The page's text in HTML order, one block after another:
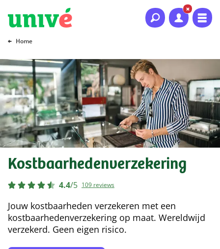
Naar hoofdinhoud
Naar hoofdnavigatie
Naar footer
Home
Kostbaarheden­verzekering
4.4/5 109 reviews
Jouw kostbaarheden verzekeren met een
kostbaarhedenverzekering op maat. Wereldwijd
verzekerd. Geen eigen risico.